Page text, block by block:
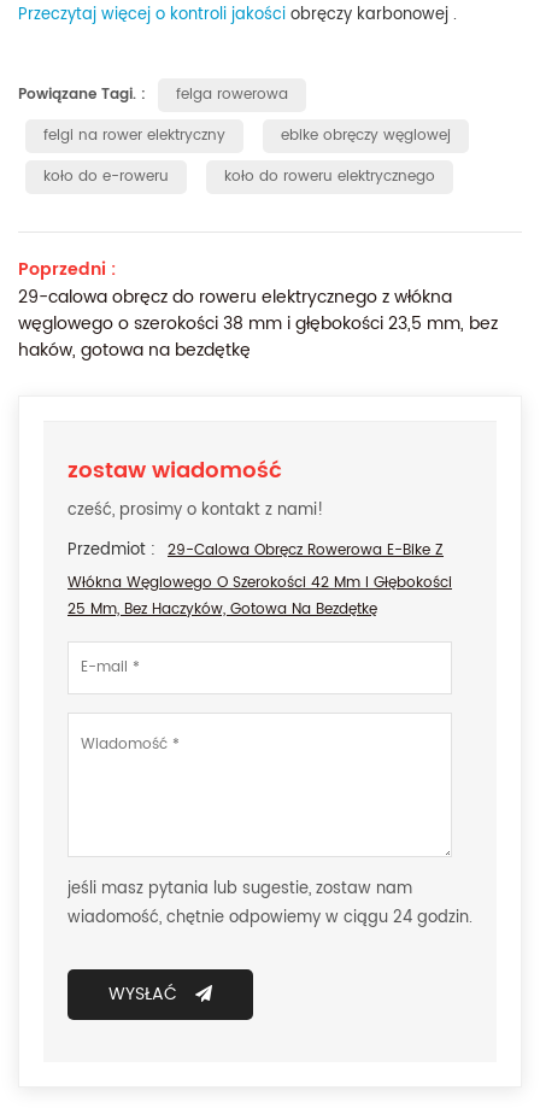
Przeczytaj więcej o kontroli jakościobręczy karbonowej.
Powiązane Tagi. :
felga rowerowa
felgi na rower elektryczny
ebike obręczy węglowej
koło do e-roweru
koło do roweru elektrycznego
Poprzedni :
29-calowa obręcz do roweru elektrycznego z włókna
węglowego o szerokości 38 mm i głębokości 23,5 mm, bez
haków, gotowa na bezdętkę
zostaw wiadomość
cześć, prosimy o kontakt z nami!
Przedmiot : 29-Calowa Obręcz Rowerowa E-Bike Z
Włókna Węglowego O Szerokości 42 Mm I Głębokości
25 Mm, Bez Haczyków, Gotowa Na Bezdętkę
jeśli masz pytania lub sugestie, zostaw nam
wiadomość, chętnie odpowiemy w ciągu 24 godzin.
WYSŁAĆ